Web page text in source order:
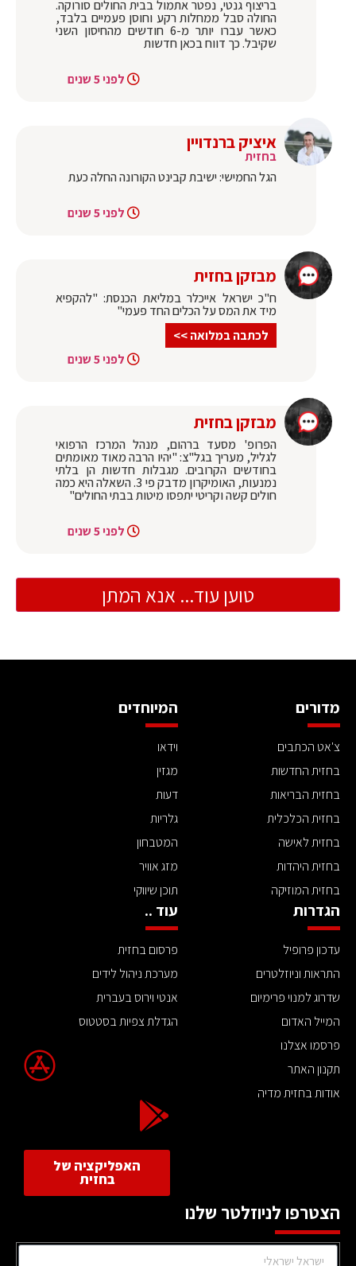
בריצוף גנטי, נפטר אתמול בבית החולים סורוקה.
החולה סבל ממחלות רקע וחוסן פעמיים בלבד,
כאשר עברו יותר מ-6 חודשים מהחיסון השני
שקיבל. כך דווח בכאן חדשות
לפני 5 שנים
איציק ברנדויין
בחזית
הגל החמישי: ישיבת קבינט הקורונה החלה כעת
לפני 5 שנים
מבזקן בחזית
ח"כ ישראל אייכלר במליאת הכנסת: "להקפיא
מיד את המס על הכלים החד פעמי"
לכתבה במלואה >>
לפני 5 שנים
מבזקן בחזית
הפרופ' מסעד ברהום, מנהל המרכז הרפואי
לגליל, מעריך בגל"צ: "יהיו הרבה מאוד מאומתים
בחודשים הקרובים. מגבלות חדשות הן בלתי
נמנעות, האומיקרון מדבק פי 3. השאלה היא כמה
חולים קשה וקריטי יתפסו מיטות בבתי החולים"
לפני 5 שנים
טוען עוד... אנא המתן
מדורים
צ'אט הכתבים
בחזית החדשות
בחזית הבריאות
בחזית הכלכלית
בחזית לאישה
בחזית היהדות
בחזית המוזיקה
המיוחדים
וידאו
מגזין
דעות
גלריות
המטבחון
מזג אוויר
תוכן שיווקי
הגדרות
עדכון פרופיל
התראות וניוזלטרים
שדרוג למנוי פרימיום
המייל האדום
פרסמו אצלנו
תקנון האתר
אודות בחזית מדיה
עוד ..
פרסום בחזית
מערכת ניהול לידים
אנטי וירוס בעברית
הגדלת צפיות בסטטוס
האפליקציה של
בחזית
הצטרפו לניוזלטר שלנו